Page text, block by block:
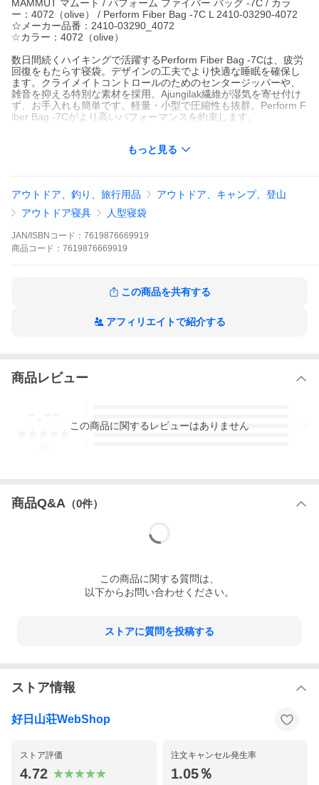
MAMMUT マムート / パフォーム ファイバー バッグ -7C / カラ
ー：4072（olive） / Perform Fiber Bag -7C L 2410-03290-4072
☆メーカー品番：2410-03290_4072
☆カラー：4072（olive）
数日間続くハイキングで活躍するPerform Fiber Bag -7Cは、疲労
回復をもたらす寝袋。デザインの工夫でより快適な睡眠を確保し
ます。クライメイトコントロールのためのセンタージッパーや、
雑音を抑える特別な素材を採用。Ajungilak繊維が湿気を寄せ付け
ず、お手入れも簡単です。軽量・小型で圧縮性も抜群。Perform F
iber Bag -7Cがより高いパフォーマンスを約束します。
・快適温度°C (EN 13537:2012): -1 °C
・インナーの幅(足部分): 55 cm
■特徴
・快適さと熱性能を向上させる、パーフェクトフィットのフード
とフットボックス設計、アナトミカルシェイプの断熱カラー
・光学距離と方向が表示されるデジタルサーチで、フルグラフィ
ップ、ショルダー ストラップ
・カラーのタイインループ付き大型の取り外し可能タープ付属
・リチウム対応: リチウムバッテリーも使用可能: 液漏れリスクが
・ショルダーハーネスの断熱ハイドレーション チューブカバー
・ヘッドが傾斜した使いやすいデザイン
・Main Fabric 1 - 面材料 (B2B): 100% Nylon
・PFCフリー耐久撥水(DWR)加工
もっと見る
アウトドア、釣り、旅行用品
アウトドア、キャンプ、登山
アウトドア寝具
人型寝袋
JAN/ISBNコード： 7619876669919
商品 コード： 7619876669919
この商品を共有する
アフィリエイトで紹介する
商品レビュー
3
この商品に関するレビューはありません
商品Q&A （0件）
この商品に関する質問は、
以下からお問い合わせください。
ストアに質問を投稿する
ストア情報
好日山荘WebShop
ストア評価
4.72
注文キャンセル発生率
1.05％